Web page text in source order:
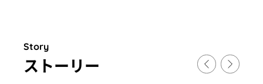
Story
ストー リ ー